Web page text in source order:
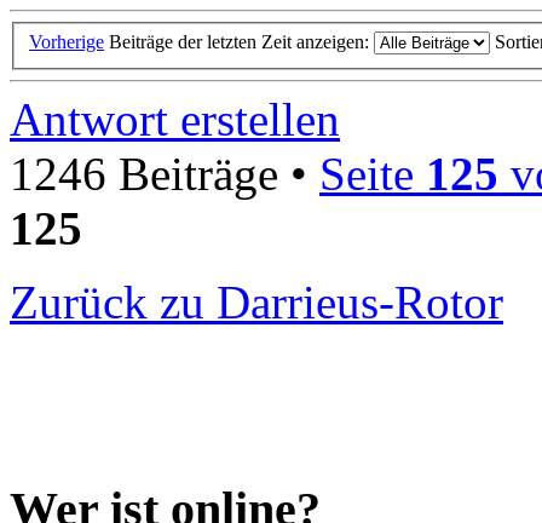
Vorherige Beiträge der letzten Zeit anzeigen:
Antwort erstellen
1246 Beiträge • Seite 125
125
Zurück zu Darrieus-Rotor
Wer ist online?